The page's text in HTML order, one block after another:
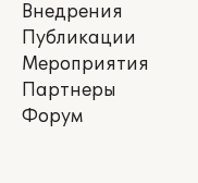
Внедрения
Публикации
Мероприятия
Партнеры
Форум